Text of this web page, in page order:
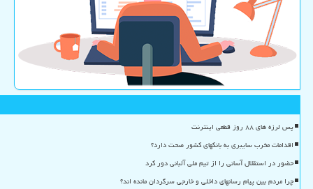
پس لرزه های ۸۸ روز قطعی اینترنت
اقدامات مخرب سایبری به بانکهای کشور صحت دارد؟
حضور در استقلال آسانی را از تیم ملی آلبانی دور کرد
چرا مردم بین پیام رسانهای داخلی و خارجی سرگردان مانده اند؟